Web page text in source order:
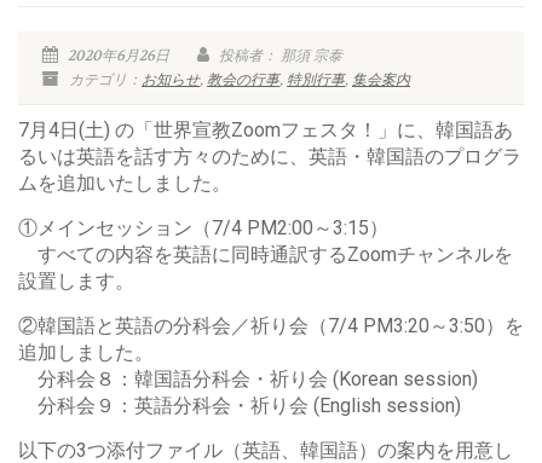
2020年6月26日
投稿者： 那須 宗泰
カテゴリ： お知らせ, 教会の行事, 特別行事, 集会案内
7月4日(土) の「世界宣教Zoomフェスタ！」に、韓国語あ
るいは英語を話す方々のために、英語・韓国語のプログラ
ムを追加いたしました。
①メインセッション（7/4 PM2:00～3:15）
すべての内容を英語に同時通訳するZoomチャンネルを
設置します。
②韓国語と英語の分科会／祈り会（7/4 PM3:20～3:50）を
追加しました。
分科会８：韓国語分科会・祈り会 (Korean session)
分科会９：英語分科会・祈り会 (English session)
以下の3つ添付ファイル（英語、韓国語）の案内を用意し